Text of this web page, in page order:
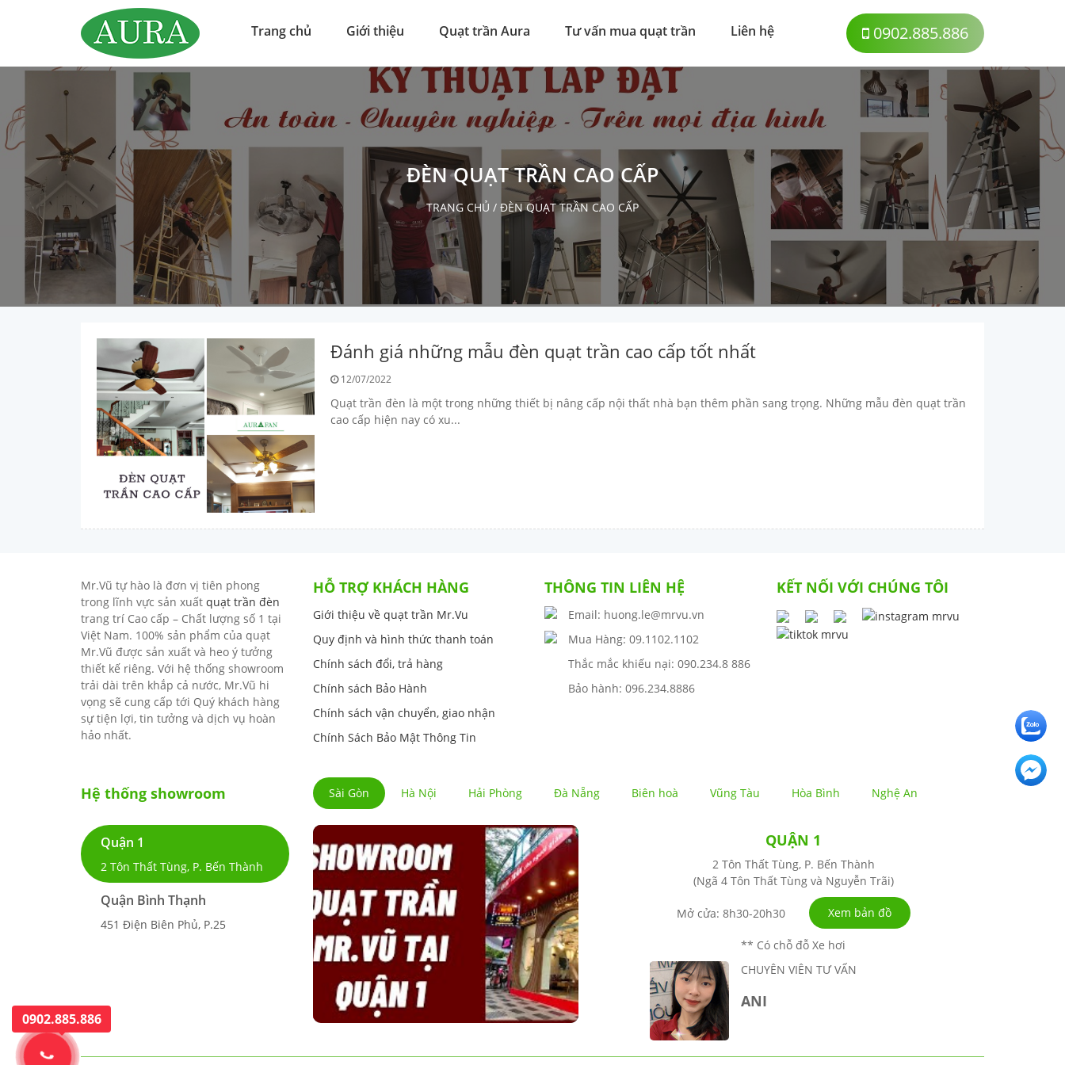
Trang chủ Giới thiệu Quạt trần Aura Tư vấn mua quạt trần Liên hệ 0902.885.886
ĐÈN QUẠT TRẦN CAO CẤP
TRANG CHỦ / ĐÈN QUẠT TRẦN CAO CẤP
Đánh giá những mẫu đèn quạt trần cao cấp tốt nhất
12/07/2022
Quạt trần đèn là một trong những thiết bị nâng cấp nội thất nhà bạn thêm phần sang trọng. Những mẫu đèn quạt trần
cao cấp hiện nay có xu...
Mr.Vũ tự hào là đơn vị tiên phong
trong lĩnh vực sản xuất quạt trần đèn
trang trí Cao cấp – Chất lượng số 1 tại
Việt Nam. 100% sản phẩm của quạt
Mr.Vũ được sản xuất và heo ý tưởng
thiết kế riêng. Với hệ thống showroom
trải dài trên khắp cả nước, Mr.Vũ hi
vọng sẽ cung cấp tới Quý khách hàng
sự tiện lợi, tin tưởng và dịch vụ hoàn
hảo nhất.
HỖ TRỢ KHÁCH HÀNG
Giới thiệu về quạt trần Mr.Vu
Quy định và hình thức thanh toán
Chính sách đổi, trả hàng
Chính sách Bảo Hành
Chính sách vận chuyển, giao nhận
Chính Sách Bảo Mật Thông Tin
THÔNG TIN LIÊN HỆ
Email: huong.le@mrvu.vn
Mua Hàng: 09.1102.1102
Thắc mắc khiếu nại: 090.234.8 886
Bảo hành: 096.234.8886
KẾT NỐI VỚI CHÚNG TÔI
Hệ thống showroom Sài Gòn Hà Nội Hải Phòng Đà Nẵng Biên hoà Vũng Tàu Hòa Bình Nghệ An
Quận 1
2 Tôn Thất Tùng, P. Bến Thành
Quận Bình Thạnh
451 Điện Biên Phủ, P.25
QUẬN 1
2 Tôn Thất Tùng, P. Bến Thành
(Ngã 4 Tôn Thất Tùng và Nguyễn Trãi)
Mở cửa: 8h30-20h30 Xem bản đồ
** Có chỗ đỗ Xe hơi
CHUYÊN VIÊN TƯ VẤN
ANI
0902.885.886